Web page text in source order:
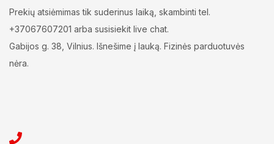
Prekių atsiėmimas tik suderinus laiką, skambinti tel.
+37067607201 arba susisiekit live chat.
Gabijos g. 38, Vilnius. Išnešime į lauką. Fizinės parduotuvės
nėra.